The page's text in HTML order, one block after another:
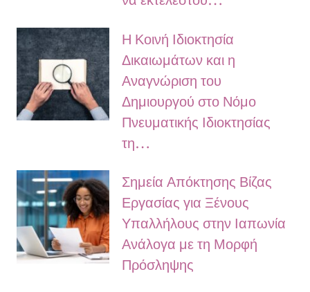
Η Κοινή Ιδιοκτησία
Δικαιωμάτων και η
Αναγνώριση του
Δημιουργού στο Νόμο
Πνευματικής Ιδιοκτησίας
τη…
Σημεία Απόκτησης Βίζας
Εργασίας για Ξένους
Υπαλλήλους στην Ιαπωνία
Ανάλογα με τη Μορφή
Πρόσληψης